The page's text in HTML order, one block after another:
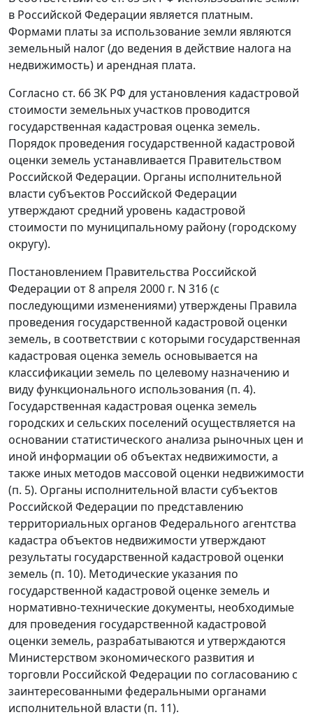
в Российской Федерации является платным.
Формами платы за использование земли являются
земельный налог (до ведения в действие налога на
недвижимость) и арендная плата.
Согласно ст. 66ЗК РФ для установления кадастровой
стоимости земельных участков проводится
государственная кадастровая оценка земель.
Порядок проведения государственной кадастровой
оценки земель устанавливается Правительством
Российской Федерации. Органы исполнительной
власти субъектов Российской Федерации
утверждают средний уровень кадастровой
стоимости по муниципальному району (городскому
округу).
Постановлением Правительства Российской
Федерации от 8 апреля 2000 г. N 316 (с
последующими изменениями) утверждены Правила
проведения государственной кадастровой оценки
земель, в соответствии с которыми государственная
кадастровая оценка земель основывается на
классификации земель по целевому назначению и
виду функционального использования (п. 4).
Государственная кадастровая оценка земель
городских и сельских поселений осуществляется на
основании статистического анализа рыночных цен и
иной информации об объектах недвижимости, а
также иных методов массовой оценки недвижимости
(п. 5). Органы исполнительной власти субъектов
Российской Федерации по представлению
территориальных органов Федерального агентства
кадастра объектов недвижимости утверждают
результаты государственной кадастровой оценки
земель (п. 10). Методические указания по
государственной кадастровой оценке земель и
нормативно-технические документы, необходимые
для проведения государственной кадастровой
оценки земель, разрабатываются и утверждаются
Министерством экономического развития и
торговли Российской Федерации по согласованию с
заинтересованными федеральными органами
исполнительной власти (п. 11).